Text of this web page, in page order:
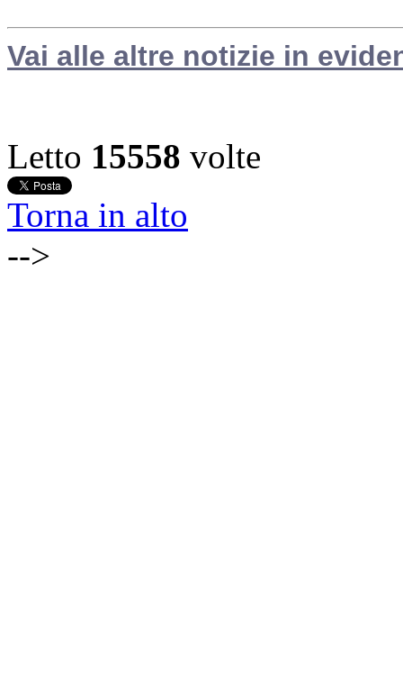
Vai alle altre notizie in
Letto 15558 volte
Torna in alto
-->